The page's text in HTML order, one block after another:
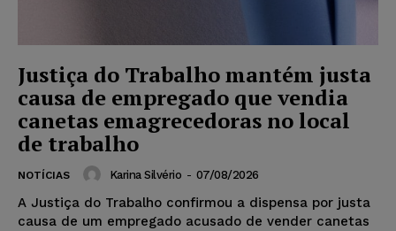
Justiça do Trabalho mantém justa
causa de empregado que vendia
canetas emagrecedoras no local
de trabalho
NOTÍCIAS Karina Silvério - 07/08/2026
A Justiça do Trabalho confirmou a dispensa por justa
causa de um empregado acusado de vender canetas